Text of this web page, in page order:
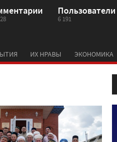
Пользователи
6 191
ИХ НРАВЫ ЭКОНОМИКА